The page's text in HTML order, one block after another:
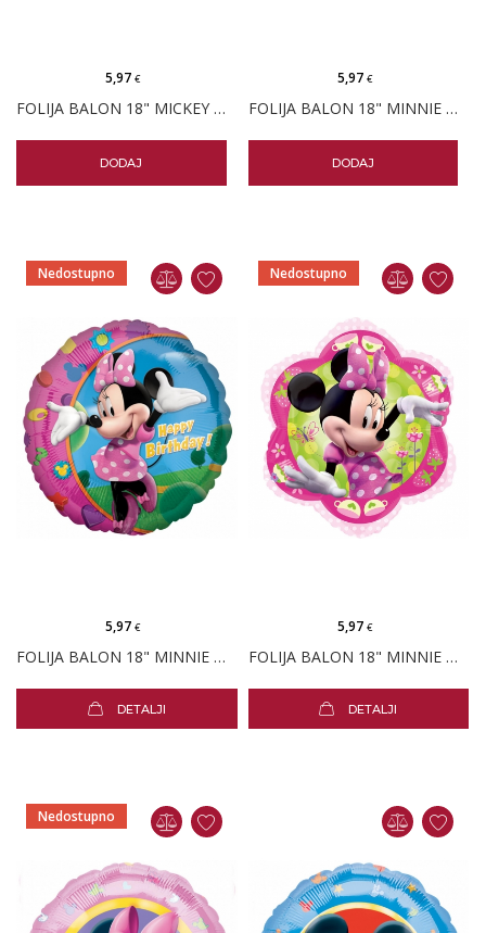
FOLIJA BALON 18" MICKEY MOUSE I PRIJATELJI
5,97€
DODAJ
FOLIJA BALON 18" MINNIE MOUSE CRVENA
5,97 €
DODAJ
Nedostupno
FOLIJA BALON 18" MINNIE MOUSE ROĐENDAN
5,97€
DETALJI
Nedostupno
FOLIJA BALON 18" MINNIE MOUSE ROZI CVIJET
5,97 €
DETALJI
Nedostupno